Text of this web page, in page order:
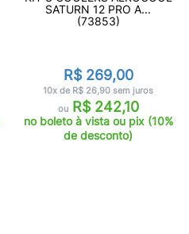
SATURN 12 PRO A...
(73853)
R$ 269,00
10x de R$ 26,90 sem juros
ouR$ 242,10
no boleto à vista ou pix (10%
de desconto)